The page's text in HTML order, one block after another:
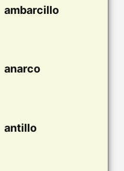
ambarcillo
anarco
antillo